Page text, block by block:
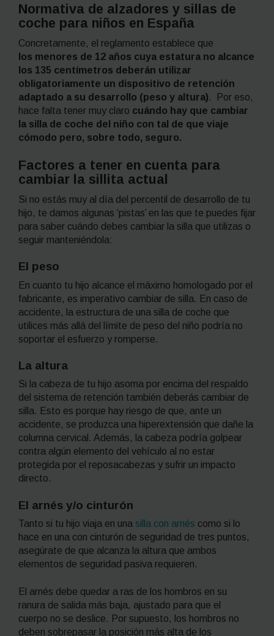
Normativa de alzadores y sillas de
coche para niños en España
Concretamente, el reglamento establece que
los menores de 12 años cuya estatura no alcance
los 135 centímetros deberán utilizar
obligatoriamente un dispositivo de retención
adaptado a su desarrollo (peso y altura). Por eso,
hace falta tener muy claro cuándo hay que cambiar
la silla de coche del niño con tal de que viaje
cómodo pero, sobre todo, seguro.
Factores a tener en cuenta para
cambiar la sillita actual
Si no estás muy al día del percentil de desarrollo de tu
hijo, te damos algunas ‘pistas’ en las que te puedes fijar
para saber cuándo debes cambiar la silla que utilizas o
seguir manteniéndola:
El peso
En cuanto tu hijo alcance el máximo homologado por el
fabricante, es imperativo cambiar de silla. En caso de
accidente, la estructura de una silla de coche que
utilices más allá del límite de peso del niño podría no
soportar el esfuerzo y romperse.
La altura
Si la cabeza de tu hijo asoma por encima del respaldo
del sistema de retención también deberás cambiar de
silla. Esto es porque hay riesgo de que, ante un
accidente, se produzca una hiperextensión que dañe la
columna cervical. Además, la cabeza podría golpear
contra algún elemento del vehículo al no estar
protegida por el reposacabezas y sufrir un impacto
directo.
El arnés y/o cinturón
Tanto si tu hijo viaja en una silla con arnés como si lo
hace en una con cinturón de seguridad de tres puntos,
asegúrate de que alcanza la altura que ambos
elementos de seguridad pasiva requieren.
El arnés debe quedar a ras de los hombros en su
ranura de salida más baja, ajustado para que el
cuerpo no se deslice. Por supuesto, los hombros no
deben sobrepasar la posición más alta de los